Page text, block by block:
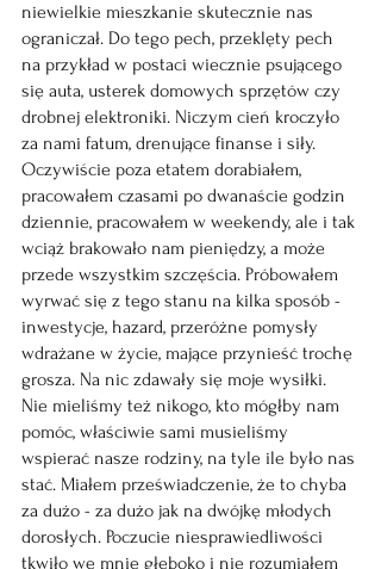
niewielkie mieszkanie skutecznie nas
ograniczał. Do tego pech, przeklęty pech
na przykład w postaci wiecznie psującego
się auta, usterek domowych sprzętów czy
drobnej elektroniki. Niczym cień kroczyło
za nami fatum, drenujące finanse i siły.
Oczywiście poza etatem dorabiałem,
pracowałem czasami po dwanaście godzin
dziennie, pracowałem w weekendy, ale i tak
wciąż brakowało nam pieniędzy, a może
przede wszystkim szczęścia. Próbowałem
wyrwać się z tego stanu na kilka sposób -
inwestycje, hazard, przeróżne pomysły
wdrażane w życie, mające przynieść trochę
grosza. Na nic zdawały się moje wysiłki.
Nie mieliśmy też nikogo, kto mógłby nam
pomóc, właściwie sami musieliśmy
wspierać nasze rodziny, na tyle ile było nas
stać. Miałem przeświadczenie, że to chyba
za dużo - za dużo jak na dwójkę młodych
dorosłych. Poczucie niesprawiedliwości
tkwiło we mnie głęboko i nie rozumiałem